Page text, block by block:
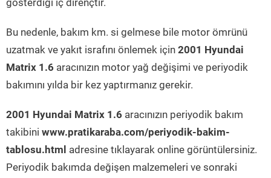
gösterdiği iç dirençtir.
Bu nedenle, bakım km. si gelmese bile motor ömrünü
uzatmak ve yakıt israfını önlemek için 2001 Hyundai
Matrix 1.6 aracınızın motor yağ değişimi ve periyodik
bakımını yılda bir kez yaptırmanız gerekir.
2001 Hyundai Matrix 1.6 aracınızın periyodik bakım
takibini www.pratikaraba.com/periyodik-bakim-
tablosu.html adresine tıklayarak online görüntülersiniz.
Periyodik bakımda değişen malzemeleri ve sonraki